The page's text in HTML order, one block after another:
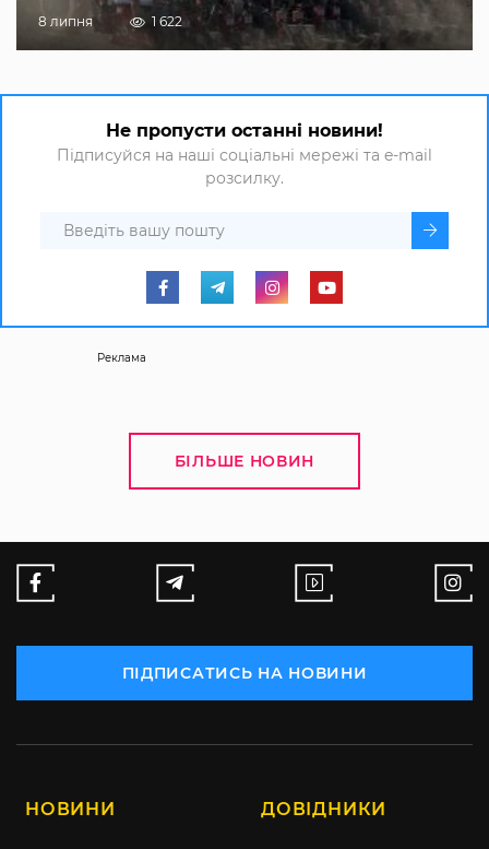
8 липня 1 622
Не пропусти останні новини!
Підписуйся на наші соціальні мережі та e-mail
розсилку.
Реклама
БІЛЬШЕ НОВИН
ПІДПИСАТИСЬ НА НОВИНИ
НОВИНИ ДОВІДНИКИ